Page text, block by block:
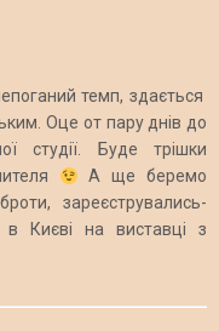
темп, здається
Оце от пару днів до
студії. Буде трішки
А ще беремо
зареєструвались-
в Києві на виставці з